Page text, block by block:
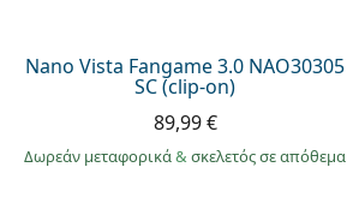
Nano Vista Fangame 3.0 NAO30305
SC (clip-on)
89,99 €
Δωρεάν μεταφορικά& σκελετός σε απόθεμα